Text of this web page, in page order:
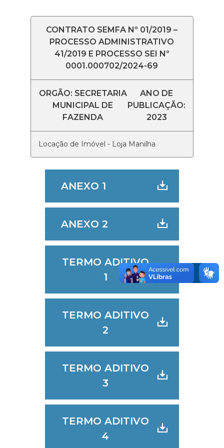
CONTRATO SEMFA Nº 01/2019 –
PROCESSO ADMINISTRATIVO
41/2019 E PROCESSO SEI Nº
0001.000702/2024-69
ORGÃO: SECRETARIA
MUNICIPAL DE
FAZENDA
ANO DE
PUBLICAÇÃO:
2023
Locação de Imóvel - Loja Manilha
ANEXO 1
ANEXO 2
TERMO ADITIVO
1
TERMO ADITIVO
2
TERMO ADITIVO
3
TERMO ADITIVO
4